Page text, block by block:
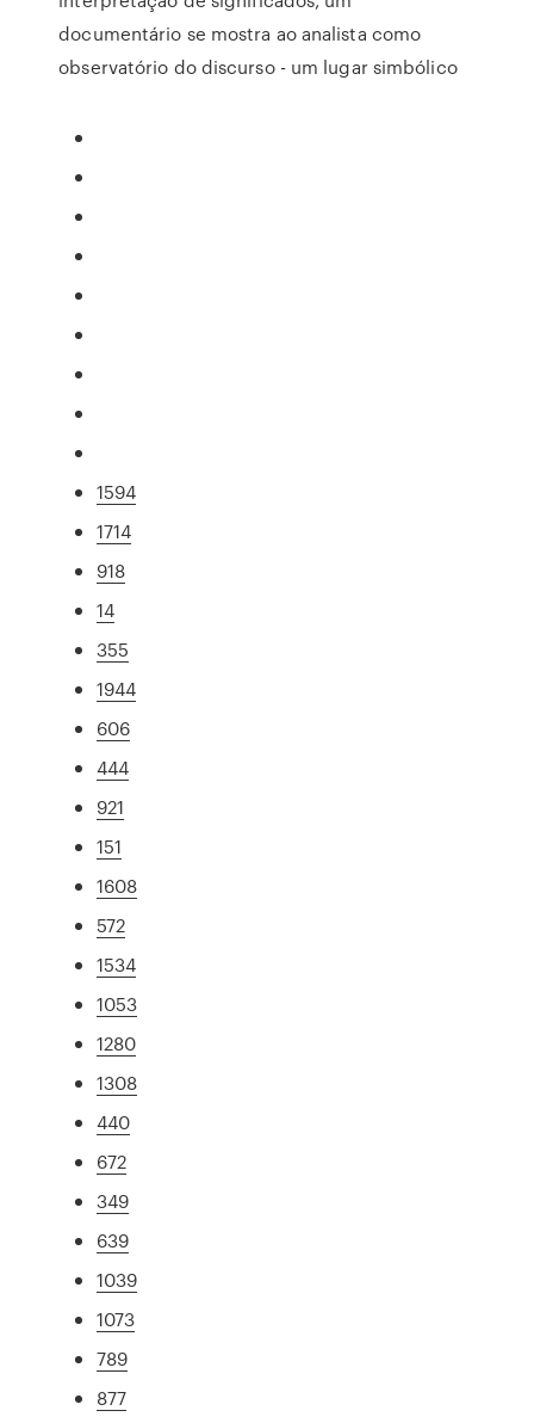
documentário se mostra ao analista como
observatório do discurso - um lugar simbólico
1594
1714
918
14
355
1944
606
444
921
151
1608
572
1534
1053
1280
1308
440
672
349
639
1039
1073
789
877